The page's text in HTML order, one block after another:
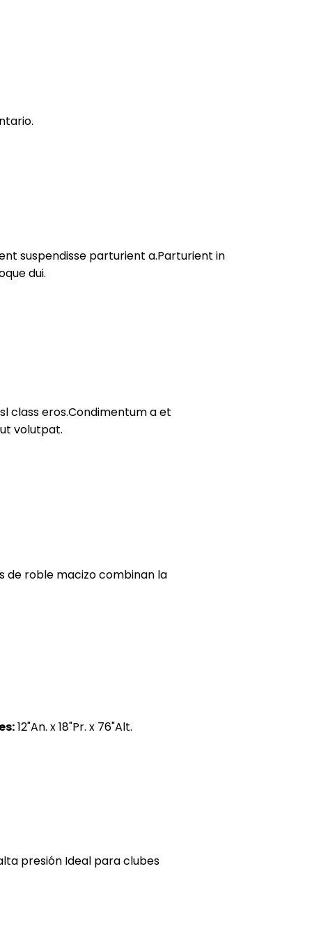
suspendisse parturient a.Parturient in
dui.
class eros.Condimentum a et
volutpat.
de roble macizo combinan la
12"An. x 18"Pr. x 76"Alt.
presión Ideal para clubes